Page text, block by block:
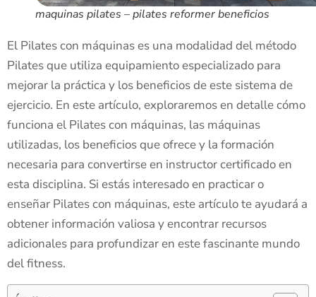
maquinas pilates – pilates reformer beneficios
El Pilates con máquinas es una modalidad del método
Pilates que utiliza equipamiento especializado para
mejorar la práctica y los beneficios de este sistema de
ejercicio. En este artículo, exploraremos en detalle cómo
funciona el Pilates con máquinas, las máquinas
utilizadas, los beneficios que ofrece y la formación
necesaria para convertirse en instructor certificado en
esta disciplina. Si estás interesado en practicar o
enseñar Pilates con máquinas, este artículo te ayudará a
obtener información valiosa y encontrar recursos
adicionales para profundizar en este fascinante mundo
del fitness.